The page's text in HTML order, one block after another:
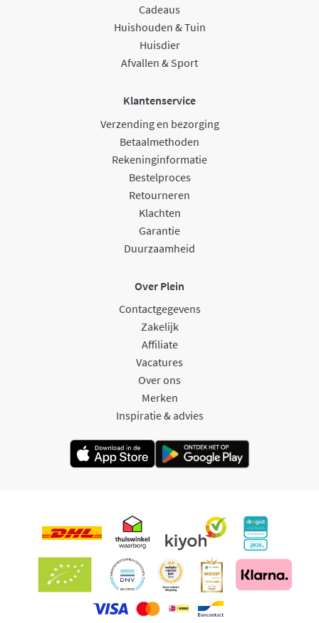
Cadeaus
Huishouden & Tuin
Huisdier
Afvallen & Sport
Klantenservice
Verzending en bezorging
Betaalmethoden
Rekeninginformatie
Bestelproces
Retourneren
Klachten
Garantie
Duurzaamheid
Over Plein
Contactgegevens
Zakelijk
Affiliate
Vacatures
Over ons
Merken
Inspiratie & advies